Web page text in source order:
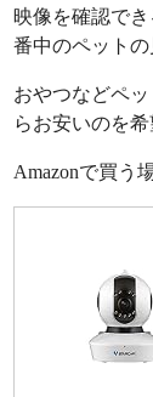
映像を確認で
番中のペットの
おやつなどペ
らお安いのを
Amazonで買う